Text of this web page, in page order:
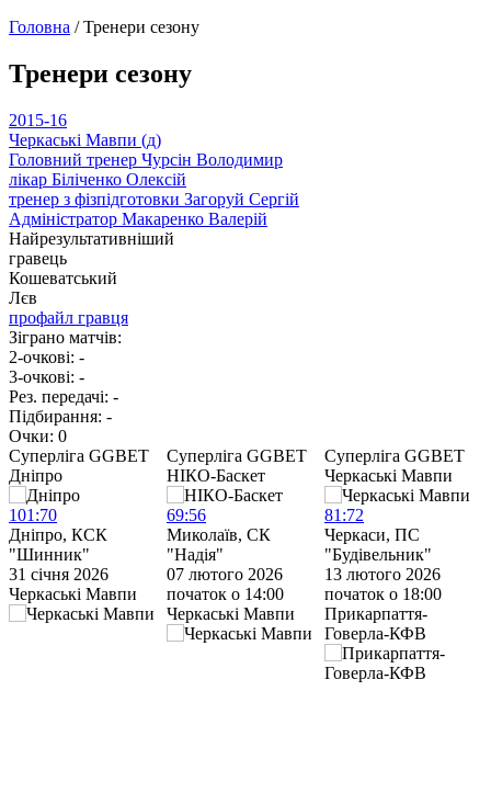
Головна /Тренери сезону
Тренери сезону
2015-16
Черкаські Мавпи (д)
Головний тренер Чурсін Володимир
лікар Біліченко Олексій
тренер з фізпідготовки Загоруй Сергій
Адміністратор Макаренко Валерій
Найрезультативніший
гравець
Кошеватський
Лєв
профайл гравця
Зіграно матчів:
2-очкові: -
3-очкові: -
Рез. передачі: -
Підбирання: -
Очки: 0
Cуперліга GGBET
Дніпро
101 :70
Дніпро, КСК
"Шинник"
31 січня 2026
Черкаські Мавпи
Cуперліга GGBET
НІКО-Баскет
69:56
Миколаїв, СК
"Надія"
07 лютого 2026
початок о 14:00
Черкаські Мавпи
Cуперліга GGBET
Черкаські Мавпи
81 :72
Черкаси, ПС
"Будівельник"
13 лютого 2026
початок о 18:00
Прикарпаття-
Говерла-КФВ